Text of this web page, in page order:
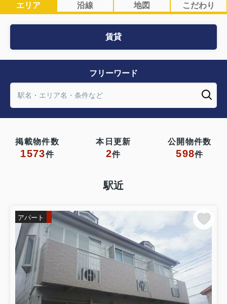
エリア 沿線 地図 こだわり
賃貸
フリーワード
掲載物件数
1573件
本日更新
2件
公開物件数
598件
駅近
アパート